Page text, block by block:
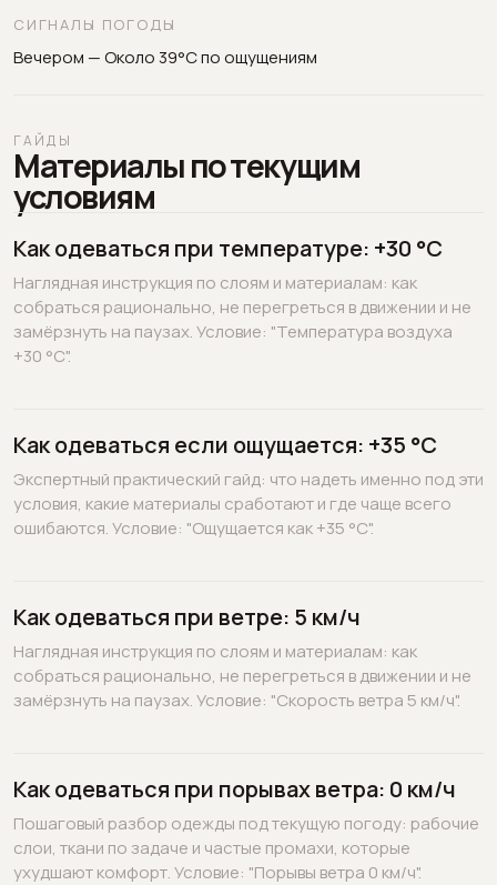
СИГНАЛЫ ПОГОДЫ
Вечером — Около 39°C по ощущениям
ГАЙДЫ
Материалы по текущим
условиям
Как одеваться при температуре: +30 °C
Наглядная инструкция по слоям и материалам: как
собраться рационально, не перегреться в движении и не
замёрзнуть на паузах. Условие: "Температура воздуха
+30 °C".
Как одеваться если ощущается: +35 °C
Экспертный практический гайд: что надеть именно под эти
условия, какие материалы сработают и где чаще всего
ошибаются. Условие: "Ощущается как +35 °C".
Как одеваться при ветре: 5 км/ч
Наглядная инструкция по слоям и материалам: как
собраться рационально, не перегреться в движении и не
замёрзнуть на паузах. Условие: "Скорость ветра 5 км/ч".
Как одеваться при порывах ветра: 0 км/ч
Пошаговый разбор одежды под текущую погоду: рабочие
слои, ткани по задаче и частые промахи, которые
ухудшают комфорт. Условие: "Порывы ветра 0 км/ч".